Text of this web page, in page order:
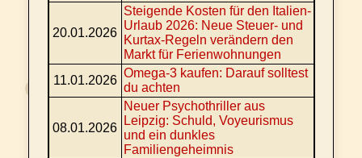
20.01.2026
Steigende Kosten für den Italien-
Urlaub 2026: Neue Steuer- und
Kurtax-Regeln verändern den
Markt für Ferienwohnungen
11.01.2026
Omega-3 kaufen: Darauf solltest
du achten
08.01.2026
Neuer Psychothriller aus
Leipzig: Schuld, Voyeurismus
und ein dunkles
Familiengeheimnis